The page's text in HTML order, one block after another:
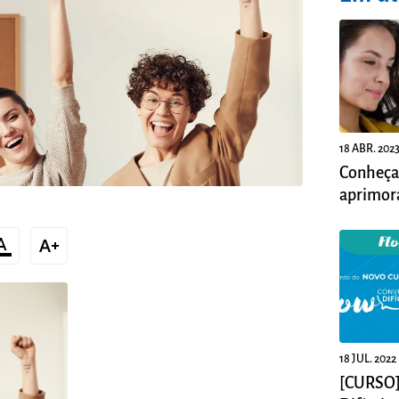
text_increase
18 ABR.
18 JUL. 2022